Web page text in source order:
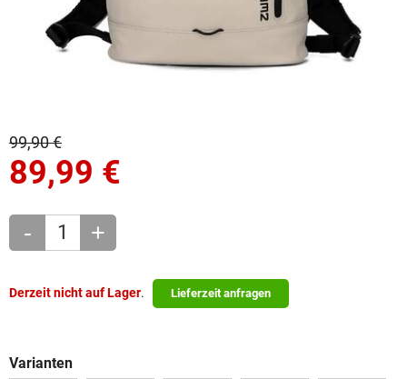
99,90 €
89,99 €
- +
Derzeit nicht auf Lager. Lieferzeit anfragen
Varianten